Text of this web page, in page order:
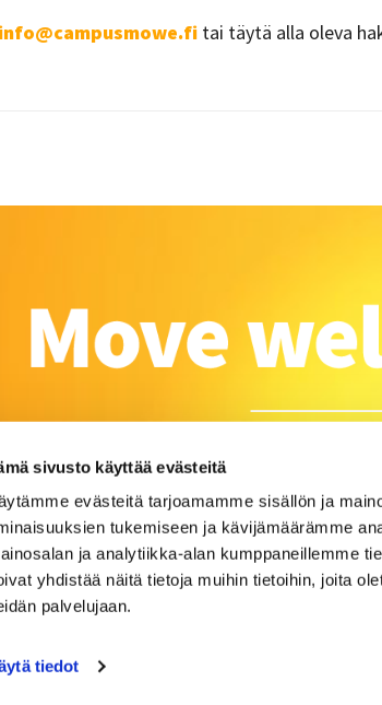
sivusto käyttää evästeitä
evästeitä tarjoamamme sisällön ja
tukemiseen ja kävijämäärämme
ja analytiikka-alan kumppaneillemme
yhdistää näitä tietoja muihin tietoihin, joita
palvelujaan.
tiedot
info@campusmowe.fi tai täytä alla oleva